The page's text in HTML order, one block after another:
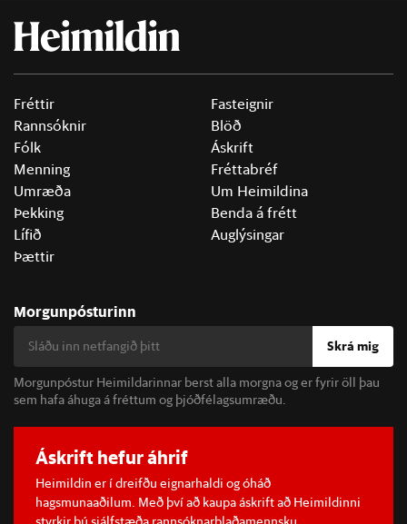
Fréttir
Rannsóknir
Fólk
Menning
Umræða
Þekking
Lífið
Þættir
Fasteignir
Blöð
Áskrift
Fréttabréf
Um Heimildina
Benda á frétt
Auglýsingar
Morgunpósturinn
Skrá mig
Morgunpóstur Heimildarinnar berst alla morgna og er fyrir öll þau
sem hafa áhuga á fréttum og þjóðfélagsumræðu.
Áskrift hefur áhrif
Heimildin er í dreifðu eignarhaldi og óháð
hagsmunaaðilum. Með því að kaupa áskrift að Heimildinni